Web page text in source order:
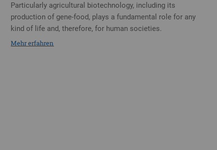
Particularly agricultural biotechnology, including its
production of gene-food, plays a fundamental role for any
kind of life and, therefore, for human societies.
Mehr erfahren